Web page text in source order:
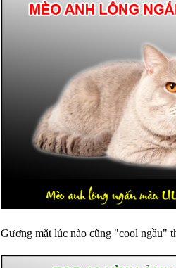
Gương mặt lúc nào cũng "cool ngầu"